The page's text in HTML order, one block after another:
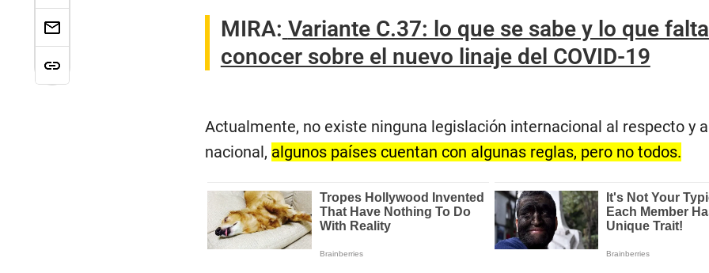
MIRA: Variante C.37: lo que se sabe y lo que
conocer sobre el nuevo linaje del COVID-19
Actualmente, no existe ninguna legislación internacional al respecto y
nacional, algunos países cuentan con algunas reglas, pero no todos.